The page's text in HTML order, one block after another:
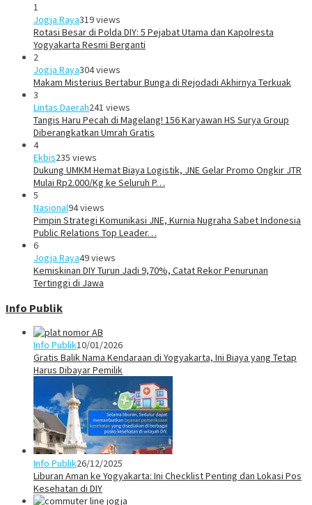
1
Jogja Raya319 views
Rotasi Besar di Polda DIY: 5 Pejabat Utama dan Kapolresta
Yogyakarta Resmi Berganti
2
Jogja Raya304 views
Makam Misterius Bertabur Bunga di Rejodadi Akhirnya Terkuak
3
Lintas Daerah241 views
Tangis Haru Pecah di Magelang! 156 Karyawan HS Surya Group
Diberangkatkan Umrah Gratis
4
Ekbis235 views
Dukung UMKM Hemat Biaya Logistik, JNE Gelar Promo Ongkir JTR
Mulai Rp2.000/Kg ke Seluruh P…
5
Nasional94 views
Pimpin Strategi Komunikasi JNE, Kurnia Nugraha Sabet Indonesia
Public Relations Top Leader…
6
Jogja Raya49 views
Kemiskinan DIY Turun Jadi 9,70%, Catat Rekor Penurunan
Tertinggi di Jawa
Info Publik
Info Publik10/01/2026
Gratis Balik Nama Kendaraan di Yogyakarta, Ini Biaya yang Tetap
Harus Dibayar Pemilik
Info Publik26/12/2025
Liburan Aman ke Yogyakarta: Ini Checklist Penting dan Lokasi Pos
Kesehatan di DIY